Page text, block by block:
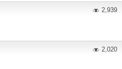
2,939
2,020